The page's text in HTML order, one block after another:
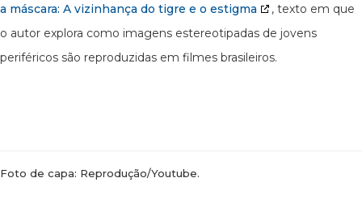
a máscara: A vizinhança do tigre e o estigma
, texto em que
o autor explora como imagens estereotipadas de jovens
periféricos são reproduzidas em filmes brasileiros.
Foto de capa: Reprodução/Youtube.